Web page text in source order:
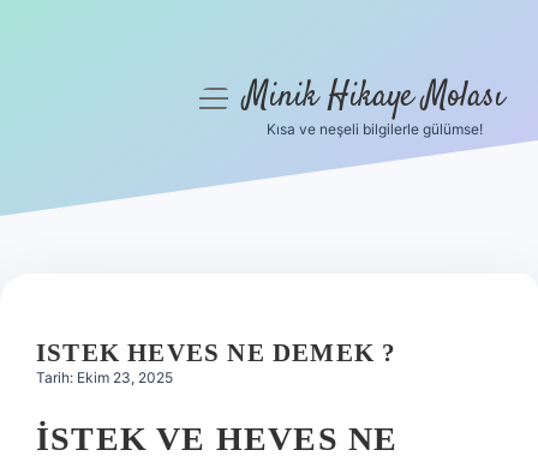
Hakkımızda
menüyüMinik Hikaye Molası
Kısa ve neşeli bilgilerle gülümse!
ISTEK HEVES NE DEMEK ?
Tarih: Ekim 23, 2025
İSTEK VE HEVES NE